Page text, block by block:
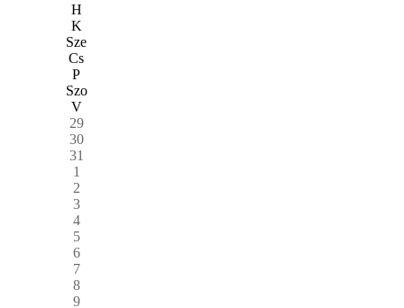
H
K
Sze
Cs
P
Szo
V
29
30
31
1
2
3
4
5
6
7
8
9